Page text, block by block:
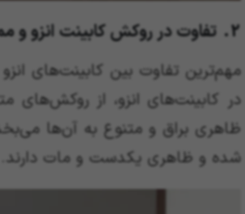
2. تفاوت در روکش کابینت‌ انزو و ممبران
مهم‌ترین تفاوت بین کابینت‌های
در کابینت‌های انزو، از روکش‌های
ظاهری براق و متنوع به آن‌ها
شده و ظاهری یکدست و مات دارند.